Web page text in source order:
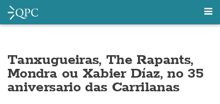
Tanxugueiras, The Rapants,
Mondra ou Xabier Díaz, no 35
aniversario das Carrilanas